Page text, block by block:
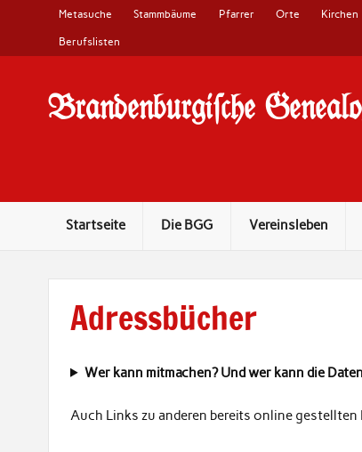
Metasuche Stammbäume Pfarrer Orte Kirchen
Berufslisten
Brandenburgi#che
Startseite Die BGG Vereinsleben
Adressbücher
Wer kann mitmachen? Und wer kann die
Auch Links zu anderen bereits online gestellten